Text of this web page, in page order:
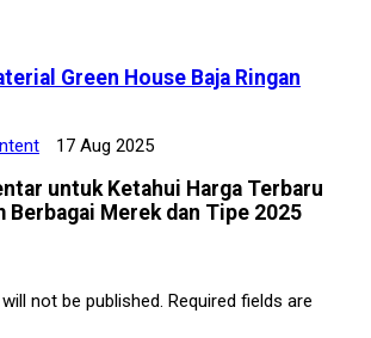
Green House Baja Ringan
17 Aug 2025
untuk Ketahui Harga Terbaru
Berbagai Merek dan Tipe 2025
not be published. Required fields are